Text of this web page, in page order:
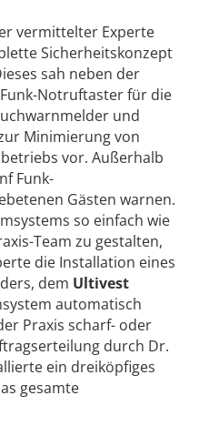
vermittelter Experte
Sicherheitskonzept
sah neben der
Notruftaster für die
und
Minimierung von
vor. Außerhalb
Funk-
Gästen warnen.
so einfach wie
Team zu gestalten,
die Installation eines
dem Ultivest
automatisch
Praxis scharf- oder
durch Dr.
ein dreiköpfiges
gesamte